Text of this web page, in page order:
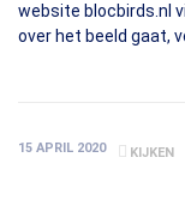
website blocbirds.nl
over het beeld gaat,
15 APRIL 2020 KIJKEN